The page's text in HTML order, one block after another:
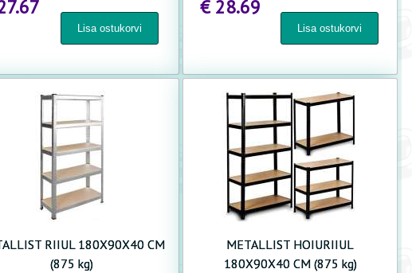
€ 28.69
RIIUL 180X90X40 CM
(875 kg)
METALLIST HOIURIIUL
180X90X40 CM (875 kg)